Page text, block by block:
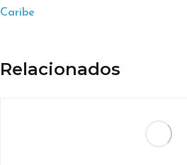
Caribe
Relacionados